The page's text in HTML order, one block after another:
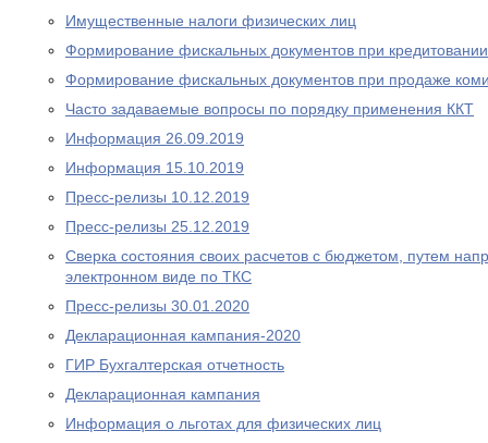
Имущественные налоги физических лиц
Формирование фискальных документов при кредитовании
Формирование фискальных документов при продаже
Часто задаваемые вопросы по порядку применения ККТ
Информация 26.09.2019
Информация 15.10.2019
Пресс-релизы 10.12.2019
Пресс-релизы 25.12.2019
Сверка состояния своих расчетов с бюджетом, путем
электронном виде по ТКС
Пресс-релизы 30.01.2020
Декларационная кампания-2020
ГИР Бухгалтерская отчетность
Декларационная кампания
Информация о льготах для физических лиц